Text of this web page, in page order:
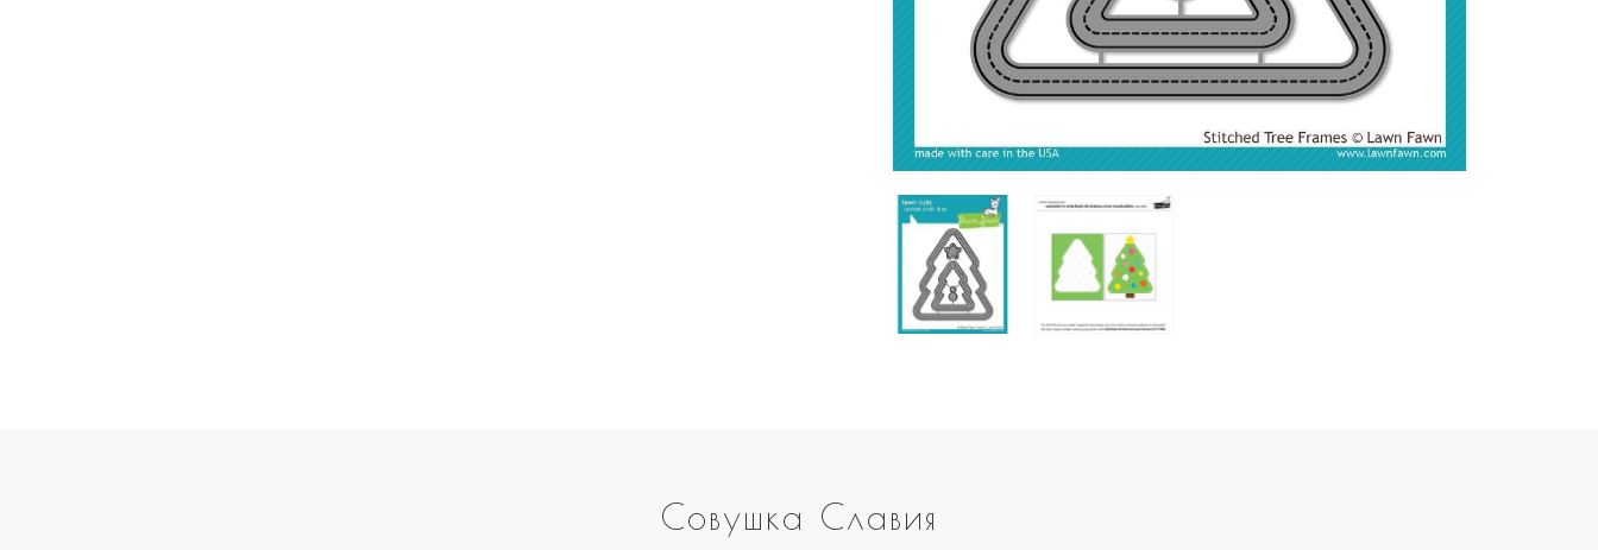
Совушка Славия